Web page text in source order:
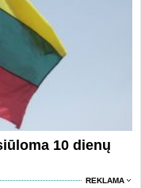
10 dienų
REKLAMA